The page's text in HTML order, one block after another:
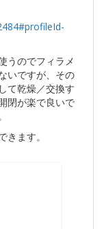
うのでフィラメ
いですが、その
て乾燥／交換す
閉が楽で良いで
ます。